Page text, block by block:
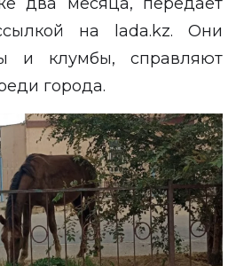
на lada.kz. Они
и клумбы, справляют
города.